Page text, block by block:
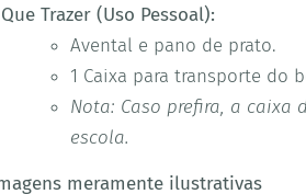
Trazer (Uso Pessoal):
Avental e pano de prato.
1 Caixa para transporte do
Nota: Caso prefira, a
escola.
meramente ilustrativas